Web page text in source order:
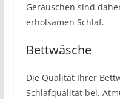
Geräuschen sind
erholsamen Schlaf.
Bettwäsche
Die Qualität Ihrer
Schlafqualität bei.